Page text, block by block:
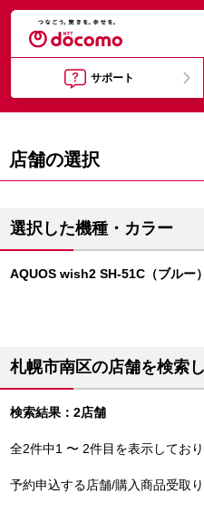
サポート
店舗の選択
選択した機種・カラー
AQUOS wish2 SH-51C（ブルー）
札幌市南区の店舗を検索
検索結果：2店舗
全2件中1 〜 2件目を表示してお
予約申込する店舗/購入商品受取